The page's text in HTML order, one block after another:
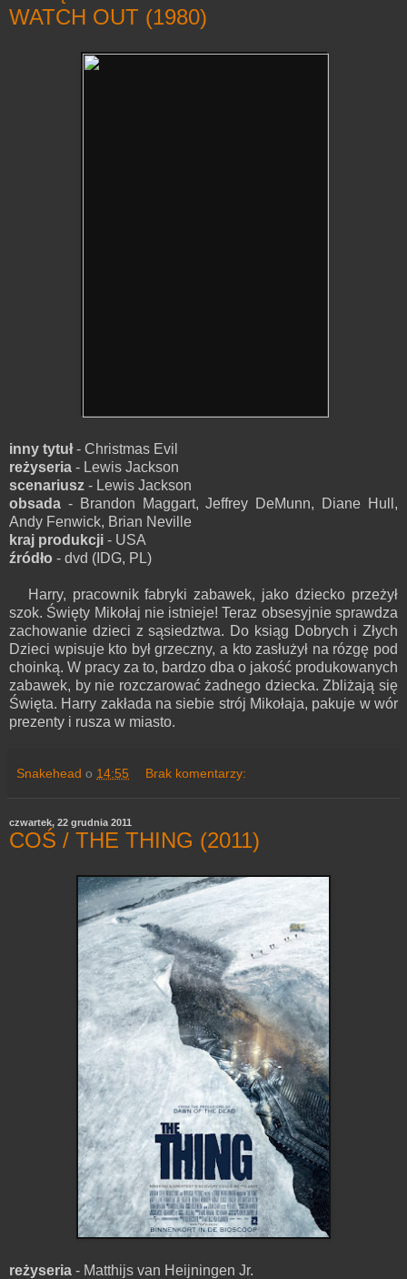
WATCH OUT (1980)
inny tytuł- Christmas Evil
reżyseria - Lewis Jackson
scenariusz - Lewis Jackson
obsada - Brandon Maggart, Jeffrey DeMunn, Diane Hull,
Andy Fenwick, Brian Neville
kraj produkcji - USA
źródło - dvd (IDG, PL)
Harry, pracownik fabryki zabawek, jako dziecko przeżył
szok. Święty Mikołaj nie istnieje! Teraz obsesyjnie sprawdza
zachowanie dzieci z sąsiedztwa. Do ksiąg Dobrych i Złych
Dzieci wpisuje kto był grzeczny, a kto zasłużył na rózgę pod
choinką. W pracy za to, bardzo dba o jakość produkowanych
zabawek, by nie rozczarować żadnego dziecka. Zbliżają się
Święta. Harry zakłada na siebie strój Mikołaja, pakuje w wór
prezenty i rusza w miasto.
Snakehead o 14:55 Brak komentarzy:
czwartek, 22 grudnia 2011
COŚ / THE THING (2011)
reżyseria - Matthijs van Heijningen Jr.